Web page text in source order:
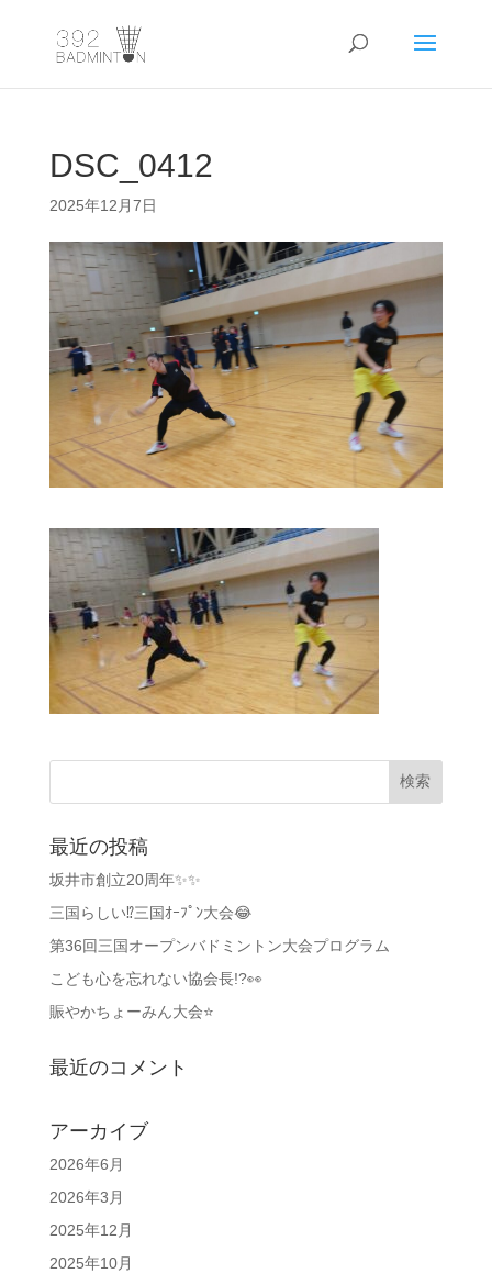
DSC_0412
2025年12月7日
最近の投稿
坂井市創立20周年✨✨
三国らしい⁉️三国ｵｰﾌﾟﾝ大会😂
第36回三国オープンバドミントン大会プログラム
こども心を忘れない協会長!?👀
賑やかちょーみん大会⭐
最近のコメント
アーカイブ
2026年6月
2026年3月
2025年12月
2025年10月